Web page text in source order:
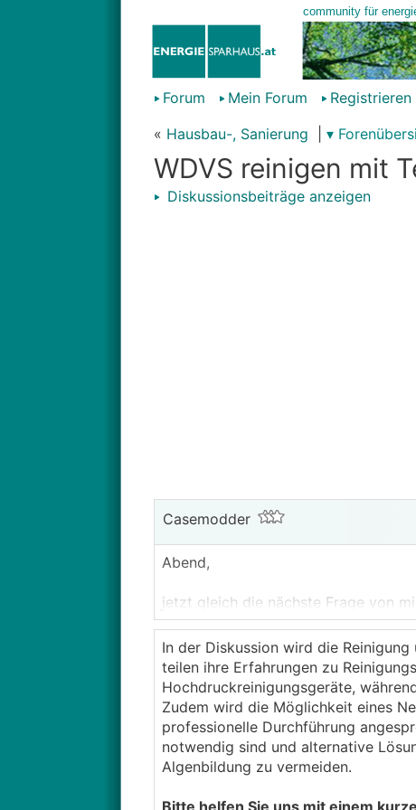
Forum Mein Forum Registrieren
« Hausbau-, Sanierung ▾
WDVS reinigen mit
Diskussionsbeiträge anzeigen
Casemodder
Abend,
jetzt gleich die nächste Frage von
die ersten typischen "Tränen".
überlegt einen Teleskopreiniger von
high-clean.com
Wenn die Algen/Verunreinigungen
versuchen und nur im worst case in
verschimmelter Stelle, schon sehr
verfaerbung-fassade-durch-kwl-
Ich muss mich hald mit dem
mit dem Adapter eingedüst wird,
In der Diskussion wird die
teilen ihre Erfahrungen zu
Hochdruckreinigungsgeräte,
Zudem wird die Möglichkeit eines
professionelle Durchführung
notwendig sind und alternative
Algenbildung zu vermeiden.
Bitte helfen Sie uns mit einem